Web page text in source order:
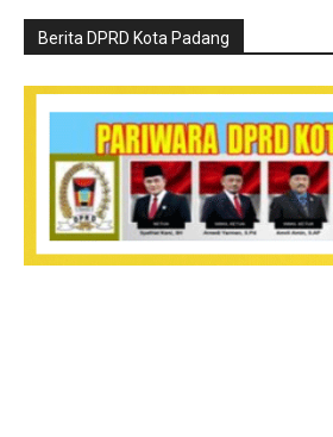
Berita DPRD Kota Padang